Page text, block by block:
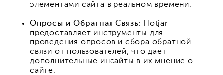
элементами сайта в реальном времени.
Опросы и Обратная Связь: Hotjar
предоставляет инструменты для
проведения опросов и сбора обратной
связи от пользователей, что дает
дополнительные инсайты в их мнение о
сайте.